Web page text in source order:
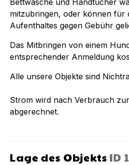
mitzubringen, oder können für
Aufenthaltes gegen Gebühr
Das Mitbringen von einem
entsprechender Anmeldung
Alle unsere Objekte sind
Strom wird nach Verbrauch
abgerechnet.
Lage des Objekts ID